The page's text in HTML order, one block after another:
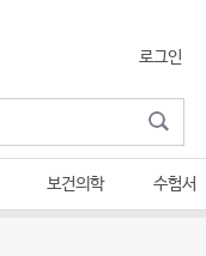
로그인
보건의학 수험서